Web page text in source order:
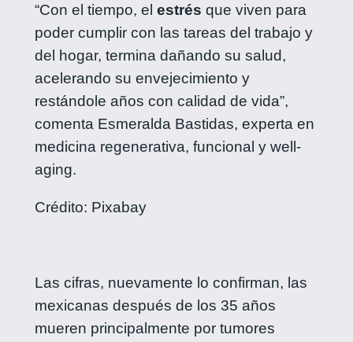
“Con el tiempo, el estrés que viven para
poder cumplir con las tareas del trabajo y
del hogar, termina dañando su salud,
acelerando su envejecimiento y
restándole años con calidad de vida”,
comenta Esmeralda Bastidas, experta en
medicina regenerativa, funcional y well-
aging.
Crédito: Pixabay
Las cifras, nuevamente lo confirman, las
mexicanas después de los 35 años
mueren principalmente por tumores